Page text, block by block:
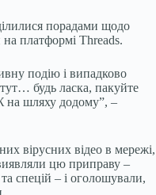
порадами щодо
на платформі Threads.
подію і випадково
будь ласка, пакуйте
шляху додому”, –
вірусних відео в мережі,
цю приправу –
спецій – і оголошували,